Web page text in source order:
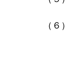
（６）